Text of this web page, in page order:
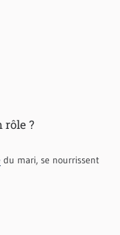
rôle ?
du mari, se nourrissent